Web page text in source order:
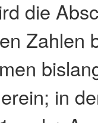
die
Zahlen
in